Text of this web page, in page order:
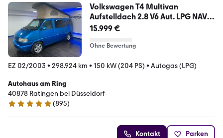
Volkswagen T4 Multivan
Aufstelldach 2.8 V6 Aut. LPG NAV
AHK
15.999 €
Ohne Bewertung
EZ 02/2003 • 298.924 km • 150 kW (204 PS) • Autogas (LPG)
Autohaus am Ring
40878 Ratingen bei Düsseldorf
4.8 Sterne
(895)
Kontakt Parken